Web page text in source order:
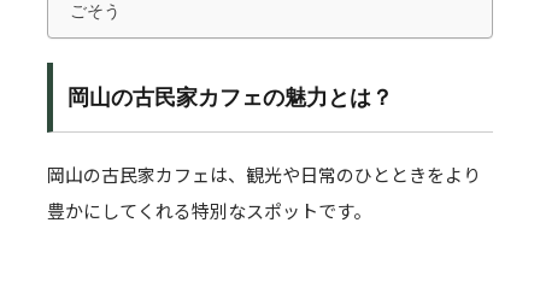
ごそう
岡山の古民家カフェの魅力とは？
岡山の古民家カフェは、観光や日常のひとときをより
豊かにしてくれる特別なスポットです。